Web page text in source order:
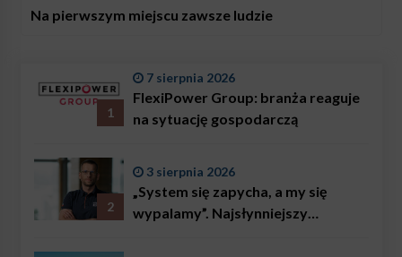
Na pierwszym miejscu zawsze ludzie
1
7 sierpnia 2026
FlexiPower Group: branża reaguje
na sytuację gospodarczą
2
3 sierpnia 2026
„System się zapycha, a my się
wypalamy”. Najsłynniejszy